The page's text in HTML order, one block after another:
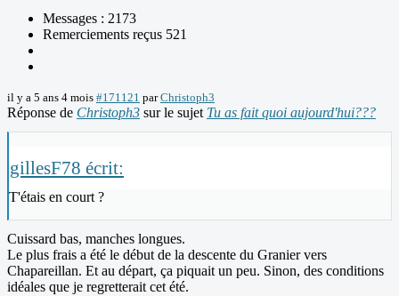
Messages : 2173
Remerciements reçus 521
il y a 5 ans 4 mois #171121 parChristoph3
Réponse de Christoph3 sur le sujet Tu as fait quoi aujourd'hui???
gillesF78 écrit:
T'étais en court ?
Cuissard bas, manches longues.
Le plus frais a été le début de la descente du Granier vers
Chapareillan. Et au départ, ça piquait un peu. Sinon, des conditions
idéales que je regretterait cet été.